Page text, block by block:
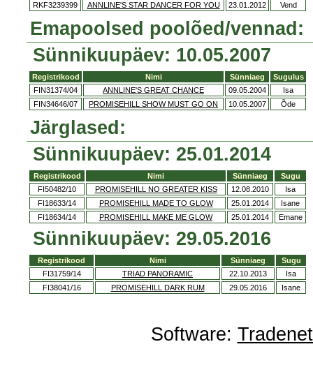
RKF3239399
ANNLINE'S STAR DANCER FOR YOU 23.01.2012 Vend
Emapoolsed poolõed/vennad:
Sünnikuupäev: 10.05.2007
Registrikood Nimi Sünniaeg
Sugulus
FIN31374/04
ANNLINE'S GREAT CHANCE 09.05.2004
Isa
FIN34646/07
PROMISEHILL SHOW MUST GO ON 10.05.2007 Õde
Järglased:
Sünnikuupäev: 25.01.2014
Registrikood Nimi Sünniaeg
Sugu
FI50482/10
PROMISEHILL NO GREATER KISS 12.08.2010
Isa
FI18633/14
PROMISEHILL MADE TO GLOW 25.01.2014
Isane
FI18634/14
PROMISEHILL MAKE ME GLOW 25.01.2014 Emane
Sünnikuupäev: 29.05.2016
Registrikood Nimi Sünniaeg
Sugu
FI31759/14
TRIAD PANORAMIC 22.10.2013
Isa
FI38041/16
PROMISEHILL DARK RUM 29.05.2016 Isane
Software: